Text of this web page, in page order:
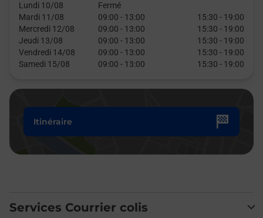
Lundi 10/08
Fermé
Mardi 11/08
09:00 - 13:00 15:30 - 19:00
Mercredi 12/08
09:00 - 13:00 15:30 - 19:00
Jeudi 13/08
09:00 - 13:00 15:30 - 19:00
Vendredi 14/08
09:00 - 13:00 15:30 - 19:00
Samedi 15/08
09:00 - 13:00 15:30 - 19:00
Itinéraire
Services Courrier colis